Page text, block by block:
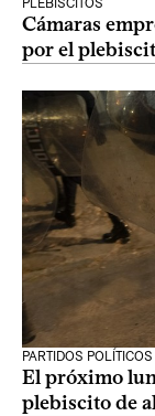
PLEBISCITOS
Cámaras
por el
PARTIDOS POLÍTICOS
El próximo
plebiscito de